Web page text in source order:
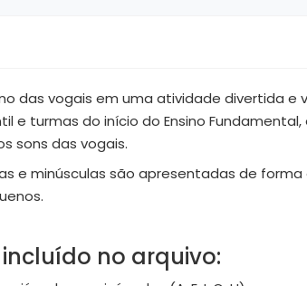
das vogais em uma atividade divertida e
e turmas do início do Ensino
sons das vogais.
e minúsculas são apresentadas de
no arquivo: